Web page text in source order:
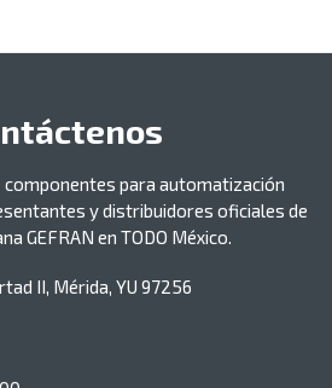
componentes para automatización
y distribuidores oficiales de
GEFRAN en TODO México.
II, Mérida, YU 97256